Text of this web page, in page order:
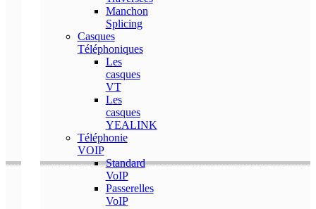
Manchon
Splicing
Casques
Téléphoniques
Les
casques
VT
Les
casques
YEALINK
Téléphonie
VOIP
Standard
VoIP
Passerelles
VoIP